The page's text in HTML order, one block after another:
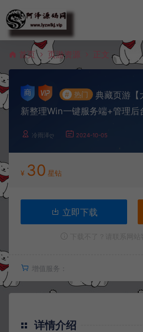
首页 页游资源 正文
# 热门
典藏页游【
新整理Win一键服务端+管理后
冷雨泽ღ 2024-10-05
¥ 30 星钻
立即下载
增值服务：
详情介绍